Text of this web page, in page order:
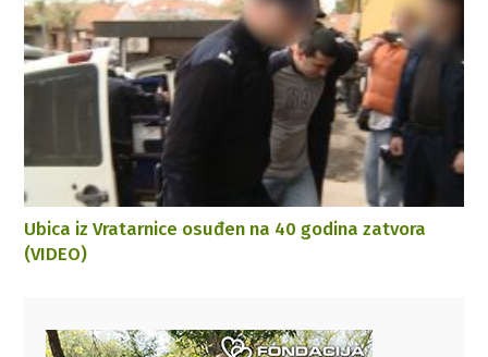
Ubica iz Vratarnice osuđen na 40 godina zatvora
(VIDEO)